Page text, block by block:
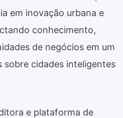
em inovação urbana e
conhecimento,
de negócios em um
sobre cidades inteligentes
e plataforma de